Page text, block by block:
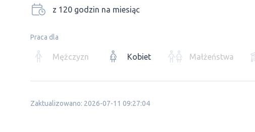
z 120 godzin na miesiąc
Praca dla
Mężczyzn Kobiet Małżeństwa
Zaktualizowano: 2026-07-11 09:27:04